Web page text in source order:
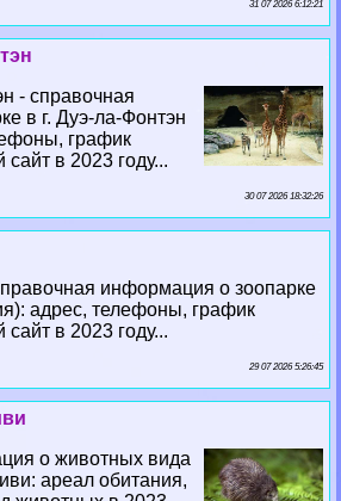
31 07 2026 6:12:21
- справочная
в г. Дуэ-ла-Фонтэн
график
в 2023 году...
30 07 2026 18:32:26
информация о зоопарке
адрес, телефоны, график
в 2023 году...
29 07 2026 5:26:45
о животных вида
ареал обитания,